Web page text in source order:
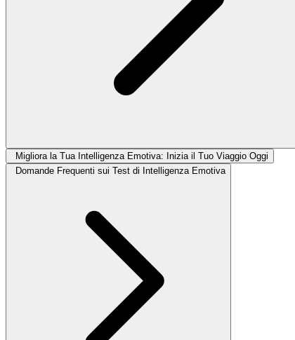
Migliora la Tua Intelligenza Emotiva: Inizia il Tuo Viaggio Oggi
Domande Frequenti sui Test di Intelligenza Emotiva